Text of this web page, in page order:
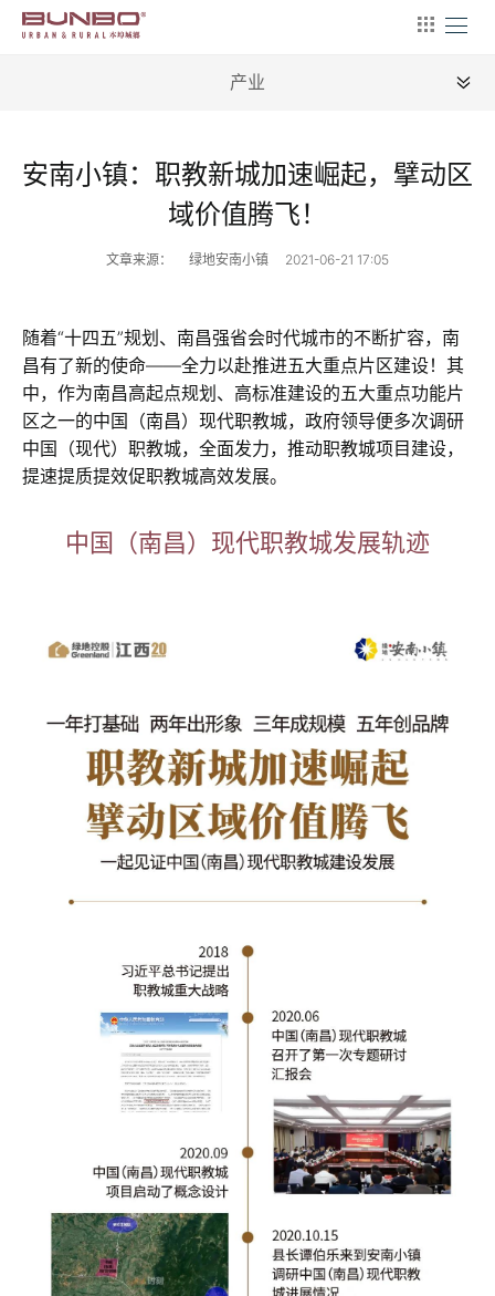
产业
新闻
地理
产业
文艺
营销
文案
安南小镇：职教新城加速崛起，擘动区
域价值腾飞！
文章来源： 绿地安南小镇 2021-06-21 17:05
随着“十四五”规划、南昌强省会时代城市的不断扩容，南
昌有了新的使命——全力以赴推进五大重点片区建设！其
中，作为南昌高起点规划、高标准建设的五大重点功能片
区之一的中国（南昌）现代职教城，政府领导便多次调研
中国（现代）职教城，全面发力，推动职教城项目建设，
提速提质提效促职教城高效发展。
中国（南昌）现代职教城发展轨迹